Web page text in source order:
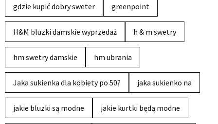
gdzie kupić dobry sweter greenpoint
H&M bluzki damskie wyprzedaż h & m swetry
hm swetry damskie hm ubrania
Jaka sukienka dla kobiety po 50? jaka sukienko na
jakie bluzki są modne jakie kurtki będą modne